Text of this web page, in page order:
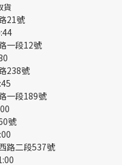
貨
21號
一段12號
238號
一段189號
號
路二段537號